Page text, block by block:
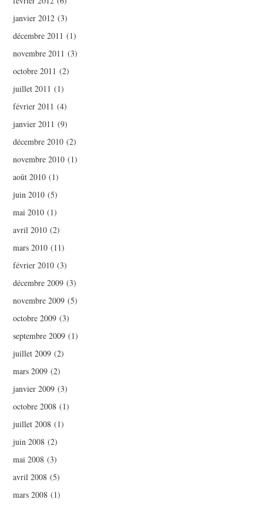
janvier 2012 (3)
décembre 2011 (1)
novembre 2011 (3)
octobre 2011 (2)
juillet 2011 (1)
février 2011 (4)
janvier 2011 (9)
décembre 2010 (2)
novembre 2010 (1)
août 2010 (1)
juin 2010 (5)
mai 2010 (1)
avril 2010 (2)
mars 2010 (11)
février 2010 (3)
décembre 2009 (3)
novembre 2009 (5)
octobre 2009 (3)
septembre 2009 (1)
juillet 2009 (2)
mars 2009 (2)
janvier 2009 (3)
octobre 2008 (1)
juillet 2008 (1)
juin 2008 (2)
mai 2008 (3)
avril 2008 (5)
mars 2008 (1)